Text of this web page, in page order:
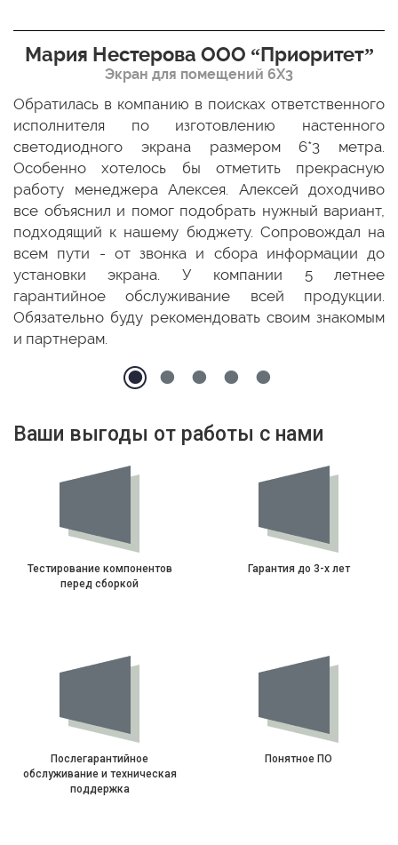
Мария Нестерова ООО “Приоритет”
Экран для помещений 6Х3
Обратилась в компанию в поисках ответственного
исполнителя по изготовлению настенного
светодиодного экрана размером 6*3 метра.
Особенно хотелось бы отметить прекрасную
работу менеджера Алексея. Алексей доходчиво
все объяснил и помог подобрать нужный вариант,
подходящий к нашему бюджету. Сопровождал на
всем пути - от звонка и сбора информации до
установки экрана. У компании 5 летнее
гарантийное обслуживание всей продукции.
Обязательно буду рекомендовать своим знакомым
и партнерам.
Ваши выгоды от работы с нами
Тестирование компонентов
перед сборкой
Гарантия до 3-х лет
Послегарантийное
обслуживание и техническая
поддержка
Понятное ПО